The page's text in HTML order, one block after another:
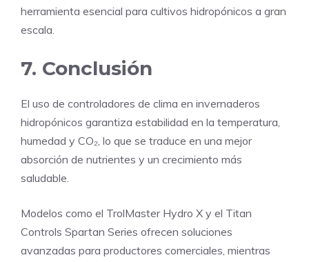
herramienta esencial para cultivos hidropónicos a gran
escala.
7. Conclusión
El uso de controladores de clima en invernaderos
hidropónicos garantiza estabilidad en la temperatura,
humedad y CO₂, lo que se traduce en una mejor
absorción de nutrientes y un crecimiento más
saludable.
Modelos como el TrolMaster Hydro X y el Titan
Controls Spartan Series ofrecen soluciones
avanzadas para productores comerciales, mientras